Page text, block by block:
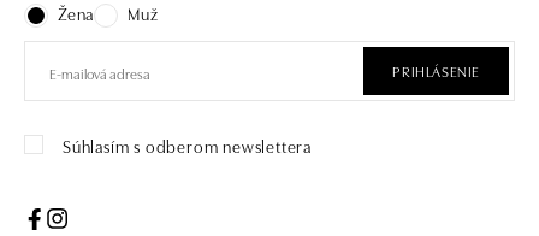
Žena
Muž
PRIHLÁSENIE
Súhlasím s odberom newslettera